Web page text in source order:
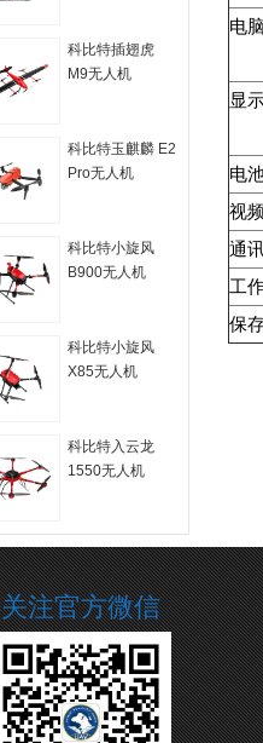
科比特插翅虎
M9无人机
科比特玉麒麟 E2
Pro无人机
科比特小旋风
B900无人机
科比特小旋风
X85无人机
科比特入云龙
1550无人机
电脑
显
电
视
通
工
保
关注官方微信